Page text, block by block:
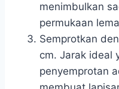
menimbulkan
permukaan
Semprotkan
cm. Jarak ideal
penyemprotan